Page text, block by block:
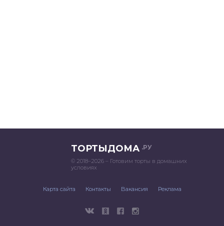
ТОРТЫДОМА .РУ
© 2018–2026 – Готовим торты в домашних
условиях
Карта сайта Контакты Вакансия Реклама